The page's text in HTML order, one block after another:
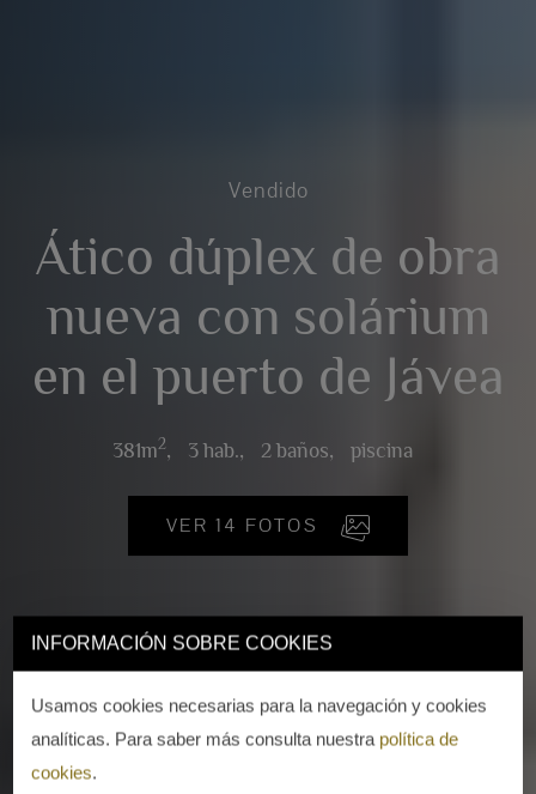
INFORMACIÓN SOBRE COOKIES
Usamos cookies necesarias para la navegación y cookies
analíticas. Para saber más consulta nuestra política de
cookies.
Vendido
Ático dúplex de obra
nueva con solárium
en el puerto de Jávea
381m2, 3 hab., 2 baños, piscina
VER 14 FOTOS